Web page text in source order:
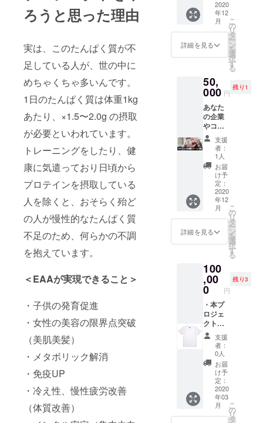
ろうと思った理由
実は、このたんぱく質が不
足している人が、世の中に
めちゃくちゃ多いんです。
1日のたんぱく質は体重1kg
あたり、×1.5〜2.0g の摂取
が必要といわれています。
トレーニングをしたり、健
康に気遣っており日頃から
プロテインを摂取している
人を除くと、おそらく殆ど
の人が慢性的なたんぱく質
不足のため、何らかの不調
を抱えています。
＜EAAが実現できること＞
・子供の発育促進
・女性の美容の限界点突破
（美肌美髪）
・メタボリック解消
・免疫UP
・冷え性、慢性疲労改善
（体質改善）
所で、
EAAを
飲みな
がらの
交流会
権（会
場・日
定） ・
各種
メー
カーの
EAAの
試飲、
EAAハ
イボー
ルや、
EAA
チュー
ハイな
場予
定！ ・
り、ゆ
るく交
流する
会で
す。 ・
会場や
日程は
決まり
次第ご
連絡い
たしま
す。 ※
こちら
で会場
や日時
を決め
詳細
は、支
援いた
だいた
方に個
す。 ・
日時は
談。
はご指
定の
方）を
お姫様
だっこ
させて
す。指
定の場
所へお
伺いい
たしま
す。
（交通
費応相
談） ・
老若男
女不問
（ペッ
トでも
可） ・
だっこ
写真
は、
稿OK ・
に応じ
て、パ
グマス
カラス
氏の
だっこ
も可
https://
www.in
stagra
m.com/
pug_m
ascara
s/ ・備
考欄
に、杉
浦巌か
2020
年12
月
詳細を見る
こ
の
リ
タ
ー
ン
を
選
択
す
る
50,
000 円
残り1
あなた
の企業
やコ
ミュニ
ティ
へ、
パーソ
ナルト
レーニ
ングを
しに伺
いま
す。 ・
トレー
ニング
・ご要
望に応
じて、
EAAの
講義も
行いま
す。 ・
ご要望
に応じ
て、T
シャツ
にロゴ
入れま
す。 ・
交通費
支援
者：
1人
お届
け予
定：
2020
年12
月
詳細を見る
こ
の
リ
タ
ー
ン
を
選
択
す
る
100
,00
0 円
残り3
・本プ
ロジェ
クトオ
リジナ
ルEAA-
Tシャツ
にスポ
ンサー
ロゴを
入れら
れる権
・あな
たの会
支援
者：
0人
お届
け予
定：
2020
年03
月
こ
の
リ
タ